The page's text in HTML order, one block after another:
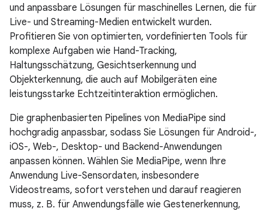
und anpassbare Lösungen für maschinelles Lernen, die für
Live- und Streaming-Medien entwickelt wurden.
Profitieren Sie von optimierten, vordefinierten Tools für
komplexe Aufgaben wie Hand-Tracking,
Haltungsschätzung, Gesichtserkennung und
Objekterkennung, die auch auf Mobilgeräten eine
leistungsstarke Echtzeitinteraktion ermöglichen.
Die graphenbasierten Pipelines von MediaPipe sind
hochgradig anpassbar, sodass Sie Lösungen für Android-,
iOS-, Web-, Desktop- und Backend-Anwendungen
anpassen können. Wählen Sie MediaPipe, wenn Ihre
Anwendung Live-Sensordaten, insbesondere
Videostreams, sofort verstehen und darauf reagieren
muss, z. B. für Anwendungsfälle wie Gestenerkennung,